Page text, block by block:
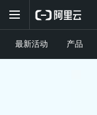
最新活动 产品